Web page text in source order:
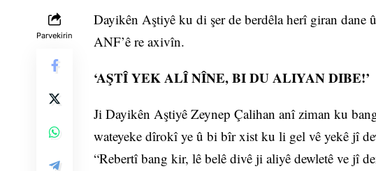
Parvekirin
Dayikên Aştiyê ku di şer de berdêla herî giran
ANF’ê re axivîn.
‘AŞTÎ YEK ALÎ NÎNE, BI DU ALIYAN DIBE!’
Ji Dayikên Aştiyê Zeynep Çalihan anî ziman ku
wateyeke dîrokî ye û bi bîr xist ku li gel vê yekê jî
“Rebertî bang kir, lê belê divê ji aliyê dewletê ve jî